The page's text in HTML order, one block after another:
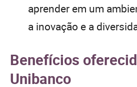
aprender em um
a inovação e a
Benefícios
Unibanco